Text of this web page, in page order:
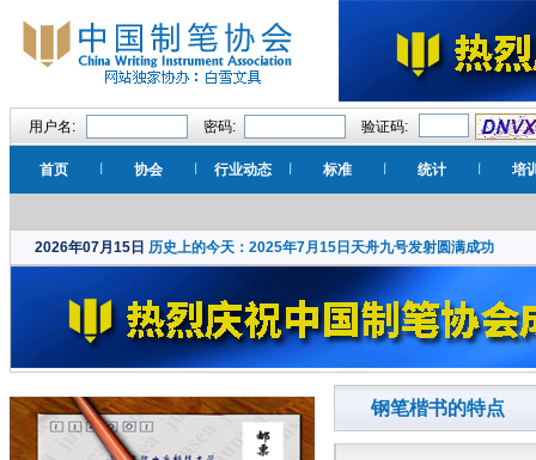
用户名: 密码: 验证码:
首页 协会 行业动态 标准 统计 培
2026年07月15日 历史上的今天：2025年7月15日天舟九号发射圆满成功
钢笔楷书的特点